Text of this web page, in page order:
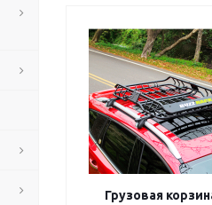
Грузовая